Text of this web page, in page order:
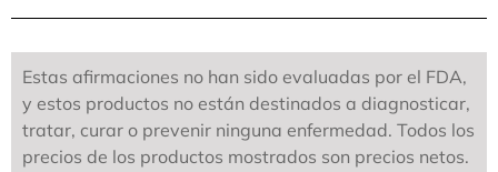
Estas afirmaciones no han sido evaluadas por el FDA,
y estos productos no están destinados a diagnosticar,
tratar, curar o prevenir ninguna enfermedad. Todos los
precios de los productos mostrados son precios netos.